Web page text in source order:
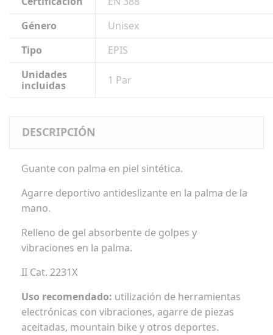
Género
Unisex
Tipo
EPIS
Unidades
incluidas
1 Par
DESCRIPCIÓN
Guante con palma en piel sintética.
Agarre deportivo antideslizante en la palma de la
mano.
Relleno de gel absorbente de golpes y
vibraciones en la palma.
II Cat. 2231X
Uso recomendado: utilización de herramientas
electrónicas con vibraciones, agarre de piezas
aceitadas, mountain bike y otros deportes.